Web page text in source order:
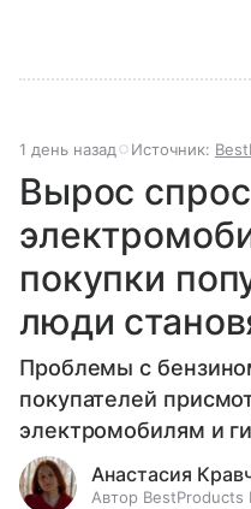
1 день назад Источник:
Вырос
покупки
люди
Проблемы с
покупателей
электромобилям и
Анастасия
Автор BestProducts